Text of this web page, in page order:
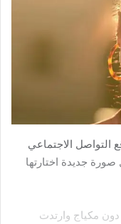
التواصل الاجتماعي
جديدة اختارتها
مكياج وارتدت